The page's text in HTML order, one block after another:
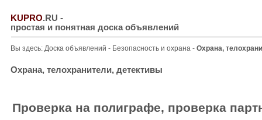
KUPRO.RU -
простая и понятная доска объявлений
Вы здесь: Доска объявлений - Безопасность и охрана - Охрана,
Охрана, телохранители, детективы
Проверка на полиграфе, проверка